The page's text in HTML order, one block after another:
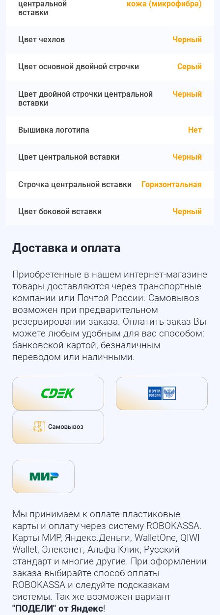
центральной
вставки
кожа (микрофибра)
Цвет чехлов Черный
Цвет основной двойной строчки Серый
Цвет двойной строчки центральной
вставки
Черный
Вышивка логотипа Нет
Цвет центральной вставки Черный
Строчка центральной вставки Горизонтальная
Цвет боковой вставки Черный
Доставка и оплата
Приобретенные в нашем интернет-магазине
товары доставляются через транспортные
компании или Почтой России. Самовывоз
возможен при предварительном
резервировании заказа. Оплатить заказ Вы
можете любым удобным для вас способом:
банковской картой, безналичным
переводом или наличными.
Мы принимаем к оплате пластиковые
карты и оплату через систему ROBOKASSA.
Карты МИР, Яндекс.Деньги, WalletOne, QIWI
Wallet, Элекснет, Альфа Клик, Русский
стандарт и многие другие. При оформлении
заказа выбирайте способ оплаты
ROBOKASSA и следуйте подсказкам
системы. Так же возможен вариант
"ПОДЕЛИ" от Яндекс!